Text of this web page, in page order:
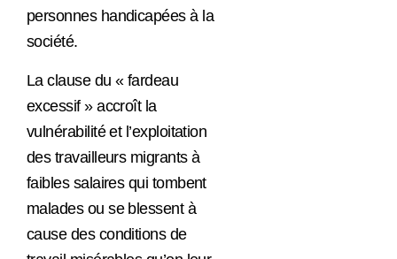
personnes handicapées à la
société.
La clause du « fardeau
excessif » accroît la
vulnérabilité et l’exploitation
des travailleurs migrants à
faibles salaires qui tombent
malades ou se blessent à
cause des conditions de